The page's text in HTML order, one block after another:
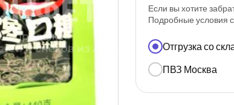
Если вы хотите
Подробные условия
Отгрузка со
ПВЗ Москва